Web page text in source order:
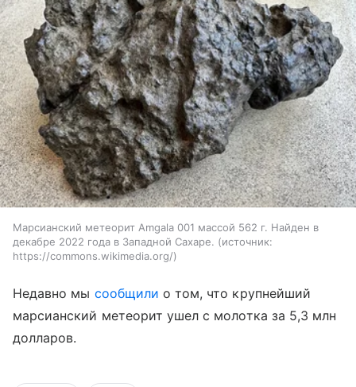
Марсианский метеорит Amgala 001 массой 562 г. Найден в
декабре 2022 года в Западной Сахаре.
источник:
https://commons.wikimedia.org/
Недавно мы сообщили о том, что крупнейший
марсианский метеорит ушел с молотка за 5,3 млн
долларов.